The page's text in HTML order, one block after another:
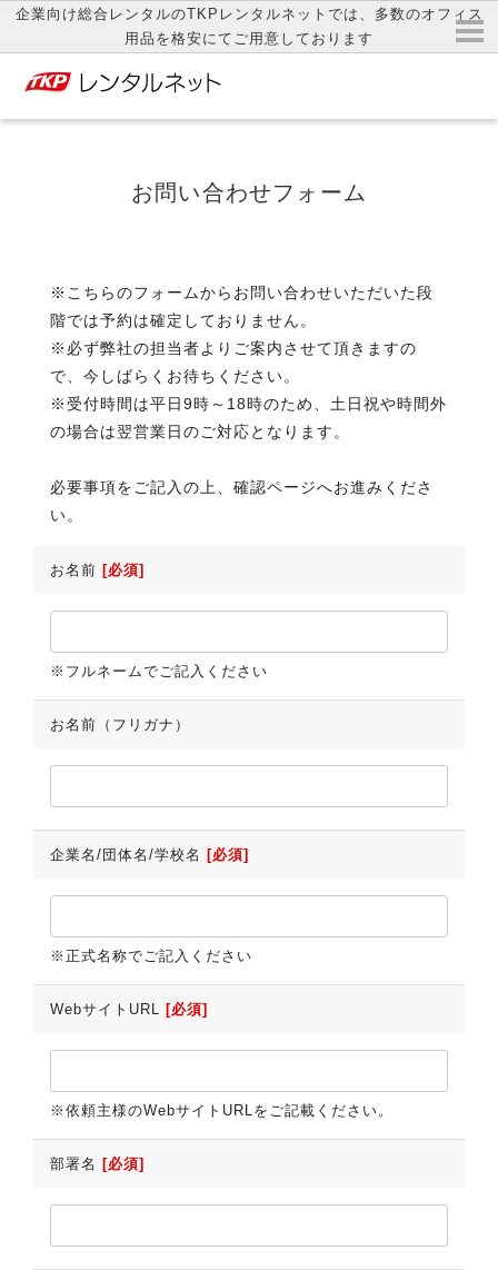
企業向け総合レンタルのTKPレンタルネットでは、多数のオフィス
用品を格安にてご用意しております
お問い合わせフォーム
※こちらのフォームからお問い合わせいただいた段
階では予約は確定しておりません。
※必ず弊社の担当者よりご案内させて頂きますの
で、今しばらくお待ちください。
※受付時間は平日9時～18時のため、土日祝や時間外
の場合は翌営業日のご対応となります。
必要事項をご記入の上、確認ページへお進みくださ
い。
お名前 [必須]
※フルネームでご記入ください
お名前（フリガナ）
企業名/団体名/学校名 [必須]
※正式名称でご記入ください
WebサイトURL [必須]
※依頼主様のWebサイトURLをご記載ください。
部署名 [必須]